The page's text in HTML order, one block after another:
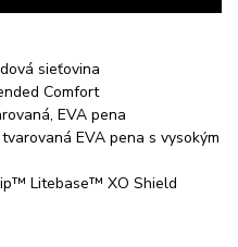
sieťovina
Comfort
EVA pena
EVA pena s vysokým
Litebase™ XO Shield